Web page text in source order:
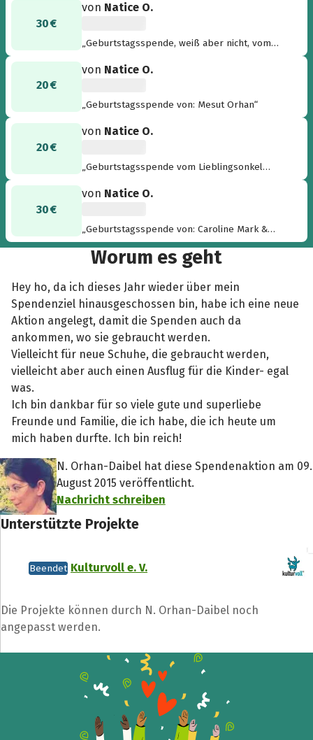
30 €
von Natice O.
„Geburtstagsspende, weiß aber nicht, vom
20 €
von Natice O.
„Geburtstagsspende von: Mesut Orhan“
20 €
von Natice O.
„Geburtstagsspende vom Lieblingsonkel
30 €
von Natice O.
„Geburtstagsspende von: Caroline Mark &
Spock Opacak“
Worum es geht
Hey ho, da ich dieses Jahr wieder über mein
Spendenziel hinausgeschossen bin, habe ich eine neue
Aktion angelegt, damit die Spenden auch da
ankommen, wo sie gebraucht werden.
Vielleicht für neue Schuhe, die gebraucht werden,
vielleicht aber auch einen Ausflug für die Kinder- egal
was.
Ich bin dankbar für so viele gute und superliebe
Freunde und Familie, die ich habe, die ich heute um
mich haben durfte. Ich bin reich!
N. Orhan-Daibel hat diese Spendenaktion am 09.
August 2015 veröffentlicht.
Nachricht schreiben
Unterstützte Projekte
Beendet Kulturvoll e. V.
Die Projekte können durch N. Orhan-Daibel noch
angepasst werden.